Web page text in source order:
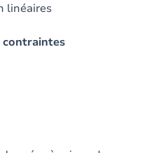
linéaires
contraintes